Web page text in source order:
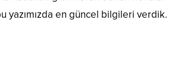
yazımızda en güncel bilgileri verdik.